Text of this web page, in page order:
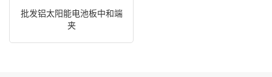
批发铝太阳能电池板中和端
夹